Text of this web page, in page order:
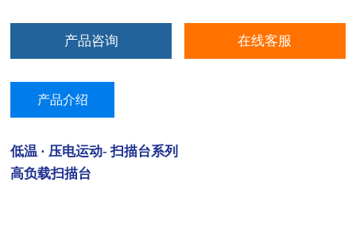
产品咨询 在线客服
产品介绍
低温 · 压电运动- 扫描台系列
高负载扫描台